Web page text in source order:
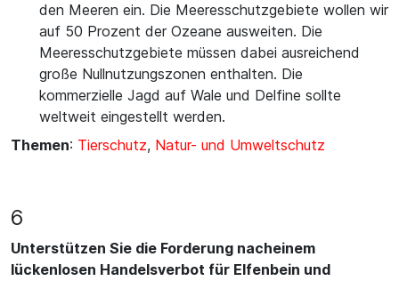
den Meeren ein. Die Meeresschutzgebiete wollen wir
auf 50 Prozent der Ozeane ausweiten. Die
Meeresschutzgebiete müssen dabei ausreichend
große Nullnutzungszonen enthalten. Die
kommerzielle Jagd auf Wale und Delfine sollte
weltweit eingestellt werden.
Themen: Tierschutz, Natur- und Umweltschutz
6
Unterstützen Sie die Forderung nacheinem
lückenlosen Handelsverbot für Elfenbein und